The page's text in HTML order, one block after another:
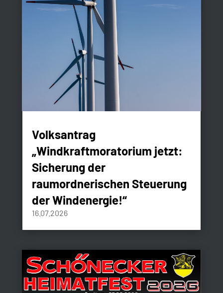
Volksantrag
„Windkraftmoratorium jetzt:
Sicherung der
raumordnerischen Steuerung
der Windenergie!“
16.07.2026